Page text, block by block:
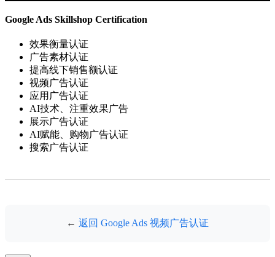
Google Ads Skillshop Certification
效果衡量认证
广告素材认证
提高线下销售额认证
视频广告认证
应用广告认证
AI技术、注重效果广告
展示广告认证
AI赋能、购物广告认证
搜索广告认证
← 返回 Google Ads 视频广告认证